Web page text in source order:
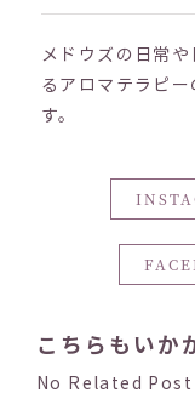
メドウズの日常
るアロマテラピ
す。
こちらもいか
No Related Post